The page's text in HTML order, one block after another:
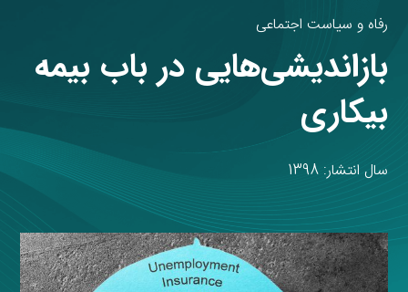
رفاه و سیاست اجتماعی
بازاندیشی‌هایی در باب بیمه
بیکاری
سال انتشار: 1398